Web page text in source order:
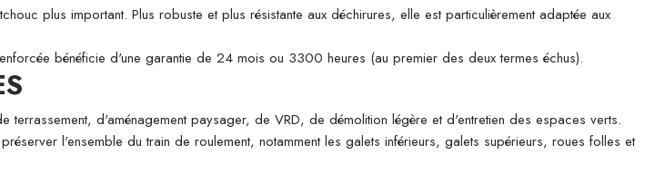
plus important. Plus robuste et plus résistante aux déchirures, elle est particulièrement adaptée aux
bénéficie d'une garantie de 24 mois ou 3300 heures (au premier des deux termes échus).
terrassement, d'aménagement paysager, de VRD, de démolition légère et d'entretien des espaces verts.
l'ensemble du train de roulement, notamment les galets inférieurs, galets supérieurs, roues folles et